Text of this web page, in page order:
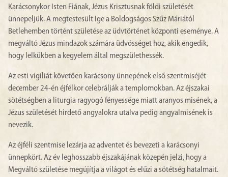
Karácsonykor Isten Fiának, Jézus Krisztusnak földi születését
ünnepeljük. A megtestesült Ige a Boldogságos Szűz Máriától
Betlehemben történt születése az üdvtörténet központi eseménye. A
megváltó Jézus mindazok számára üdvösséget hoz, akik engedik,
hogy lelkükben a kegyelem által megszülethessék.
Az esti vigíliát követően karácsony ünnepének első szentmiséjét
december 24-én éjfélkor celebrálják a templomokban. Az éjszakai
sötétségben a liturgia ragyogó fényessége miatt aranyos misének, a
Jézus születését hirdető angyalokra utalva pedig angyalmisének is
nevezik.
Az éjféli szentmise lezárja az adventet és bevezeti a karácsonyi
ünnepkört. Az év leghosszabb éjszakájának közepén jelzi, hogy a
Megváltó születése megújítja a világot és elűzi a sötétség hatalmait.